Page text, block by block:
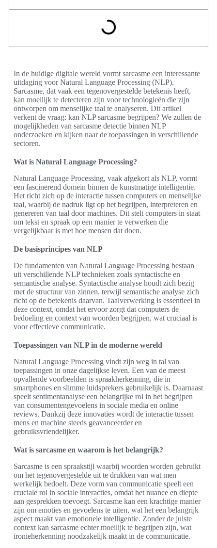
In de huidige digitale wereld vormt sarcasme een interessante
uitdaging voor Natural Language Processing (NLP).
Sarcasme, dat vaak een tegenovergestelde betekenis heeft,
kan moeilijk te detecteren zijn voor technologieën die zijn
ontworpen om menselijke taal te analyseren. Dit artikel
verkent de vraag: kan NLP sarcasme begrijpen? We zullen de
mogelijkheden van sarcasme detectie binnen NLP
onderzoeken en kijken naar de toepassingen in verschillende
sectoren.
Wat is Natural Language Processing?
Natural Language Processing, vaak afgekort als NLP, vormt
een fascinerend domein binnen de kunstmatige intelligentie.
Het richt zich op de interactie tussen computers en menselijke
taal, waarbij de nadruk ligt op het begrijpen, interpreteren en
genereren van taal door machines. Dit stelt computers in staat
om tekst en spraak op een manier te verwerken die
vergelijkbaar is met hoe mensen dat doen.
De basisprincipes van NLP
De fundamenten van Natural Language Processing bestaan
uit verschillende NLP technieken zoals syntactische en
semantische analyse. Syntactische analyse houdt zich bezig
met de structuur van zinnen, terwijl semantische analyse zich
richt op de betekenis daarvan. Taalverwerking is essentieel in
deze context, omdat het ervoor zorgt dat computers de
bedoeling en context van woorden begrijpen, wat cruciaal is
voor effectieve communicatie.
Toepassingen van NLP in de moderne wereld
Natural Language Processing vindt zijn weg in tal van
toepassingen in onze dagelijkse leven. Een van de meest
opvallende voorbeelden is spraakherkenning, die in
smartphones en slimme luidsprekers gebruikelijk is. Daarnaast
speelt sentimentanalyse een belangrijke rol in het begrijpen
van consumentengevoelens in sociale media en online
reviews. Dankzij deze innovaties wordt de interactie tussen
mens en machine steeds geavanceerder en
gebruiksvriendelijker.
Wat is sarcasme en waarom is het belangrijk?
Sarcasme is een spraakstijl waarbij woorden worden gebruikt
om het tegenovergestelde uit te drukken van wat men
werkelijk bedoelt. Deze vorm van communicatie speelt een
cruciale rol in sociale interacties, omdat het nuance en diepte
aan gesprekken toevoegt. Sarcasme kan een krachtige manier
zijn om emoties en gevoelens te uiten, wat het een belangrijk
aspect maakt van emotionele intelligentie. Zonder de juiste
context kan sarcasme echter moeilijk te begrijpen zijn, wat
ironieherkenning noodzakelijk maakt in de communicatie.